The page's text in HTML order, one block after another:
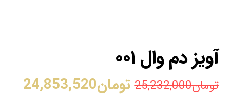
آویز دم وال ۰۰۱
تومان25,232,000 تومان24,853,520